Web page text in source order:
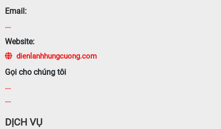
Email:
...
Website:
dienlanhhungcuong.com
Gọi cho chúng tôi
...
...
DỊCH VỤ